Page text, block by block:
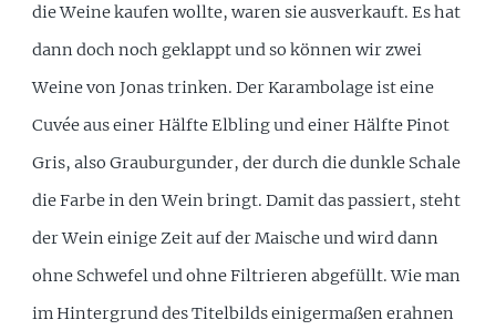
die Weine kaufen wollte, waren sie ausverkauft. Es hat
dann doch noch geklappt und so können wir zwei
Weine von Jonas trinken. Der Karambolage ist eine
Cuvée aus einer Hälfte Elbling und einer Hälfte Pinot
Gris, also Grauburgunder, der durch die dunkle Schale
die Farbe in den Wein bringt. Damit das passiert, steht
der Wein einige Zeit auf der Maische und wird dann
ohne Schwefel und ohne Filtrieren abgefüllt. Wie man
im Hintergrund des Titelbilds einigermaßen erahnen